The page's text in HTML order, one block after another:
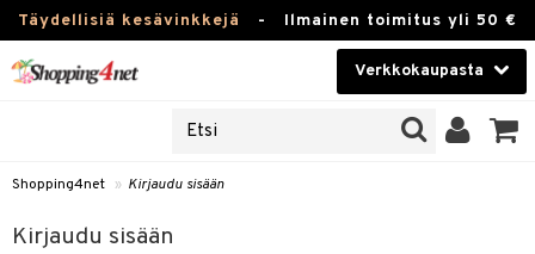
Täydellisiä kesävinkkejä - Ilmainen toimitus yli 50 €
Verkkokaupasta
Piilolinssit
Luontaistuotteet
Shopping4net » Kirjaudu sisään
Kirjaudu sisään
sisään